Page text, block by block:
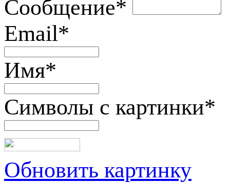
Сообщение*
Email*
Имя*
Символы с картинки*
Обновить картинку